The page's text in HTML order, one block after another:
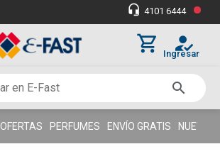
headset_mic 4101 6444 •
shopping_cart how_to_reg
Ingresar
search
OFERTAS PERFUMES ENVÍO GRATIS NUEVOS